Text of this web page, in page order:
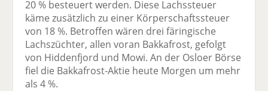
il
e
n
e
n e
20 % besteuert werden. Diese Lachssteuer
käme zusätzlich zu einer Körperschaftssteuer
von 18 %. Betroffen wären drei färingische
Lachszüchter, allen voran Bakkafrost, gefolgt
von Hiddenfjord und Mowi. An der Osloer Börse
fiel die Bakkafrost-Aktie heute Morgen um mehr
als 4 %.